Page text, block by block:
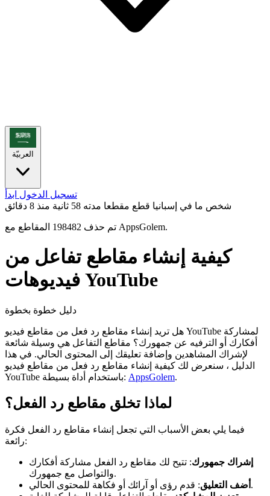
العربيّة
تسجيل الدخول ابدأ
شخص ما في إسبانيا قطع مقطعا مدته 58 ثانية
منذ 8 دقائق
تم حذف 198482 المقاطع مع AppsGolem.
كيفية إنشاء مقاطع تفاعل من
فيديوهات YouTube
دليل خطوة بخطوة
هل تريد إنشاء مقاطع رد فعل من مقاطع فيديو YouTube لمشاركة
أفكارك أو الترفيه عن جمهورك؟ مقاطع التفاعل هي وسيلة شائعة
لإشراك المشاهدين وإضافة تعليقك إلى المحتوى الحالي. في هذا
الدليل ، سنعرض لك كيفية إنشاء مقاطع رد فعل من مقاطع فيديو
YouTube باستخدام أداة بسيطة: AppsGolem.
لماذا تخلق مقاطع رد الفعل؟
فيما يلي بعض الأسباب التي تجعل إنشاء مقاطع رد الفعل فكرة
رائعة:
إشراك جمهورك: تتيح لك مقاطع رد الفعل مشاركة أفكارك
والتواصل مع جمهورك.
أضف التعليق : قدم رؤى أو آرائك أو فكاهة للمحتوى الحالي.